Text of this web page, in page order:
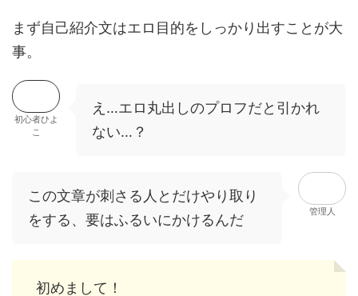
まず自己紹介文はエロ目的をしっかり出すことが大
事。
初心者ひよ
こ
え…エロ丸出しのプロフだと引かれ
ない…？
この文章が刺さる人とだけやり取り
をする、要はふるいにかけるんだ
管理人
初めまして！